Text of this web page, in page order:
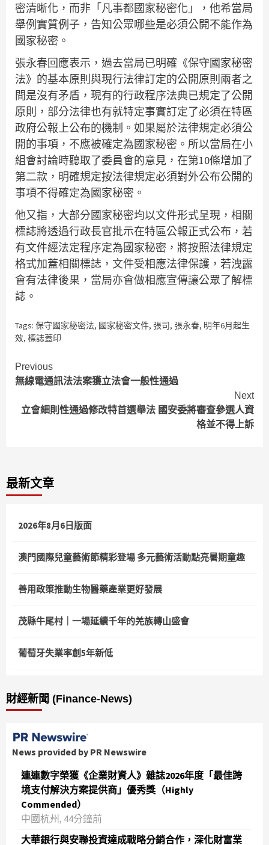
密清晰化，而非「凡事都國家秘密化」，他希當局
舉例實質例子，告知公眾哪些是必須公開不能作為
國家秘密。
張永春回應表示，過去當局已明確《保守國家秘密
法》的基本原則與現行法律訂定的公開原則兩者之
間是沒有矛盾，現有的行政程序法典已規定了公開
原則，部分法律也有就特定事實訂定了必須在特區
政府公報上公布的機制。如果屬於法律規定必須公
開的事項，不應被確定為國家秘密。所以當局在小
組會討論時聽取了委員會的意見，在第10條增加了
第二款，明確規定按法律規定必須對外公布公開的
事項不得確定為國家秘密。
他又指，大部分國家秘密均以文件形式呈現，相關
標誌將透過行政長官批示在特區公報正式公布，若
有文件經法定程序定為國家秘密，將按照法律規定
格式加蓋相關標誌，文件受相應法律保護，若洩露
會有法律後果，當局亦會做相應宣傳讓公眾了解標
誌。
Tags: 保守國家秘密法, 國家秘密文件, 張司, 張永春, 明年6月起生
效, 標誌蓋印
Continue
Reading
Previous
無線電通訊法法案獲立法會一般性通過
Next
立會細則性通過修改特首選舉法 國安委將審查參選人資
格並不得上訴
最新文章
2026年8月6日版面
澳門國際兒童藝術節精彩登場 多元藝術活動點亮暑期童趣
善用政策推動生物醫藥產業更好發展
茂縣牛尾村｜一場延續千年的羌族轉山盛會
葡萄牙失業率創5年新低
財經新聞 (Finance-News)
News provided by PR Newswire
連連數字榮獲《企業財資人》雜誌2026年度「最佳跨
境支付解決方案提供商」優秀獎（Highly
Commended）
中國杭州, 44分鐘前
大華銀行與安聯投資達成戰略分銷合作，深化財富業